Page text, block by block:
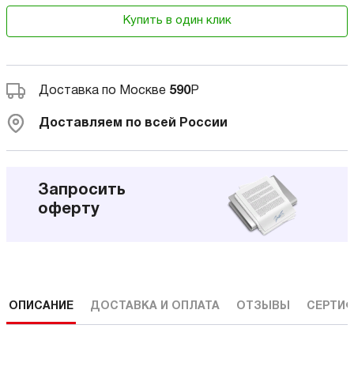
Купить в один клик
Доставка по Москве 590Р
Доставляем по всей России
Запросить
оферту
ОПИСАНИЕ ДОСТАВКА И ОПЛАТА ОТЗЫВЫ